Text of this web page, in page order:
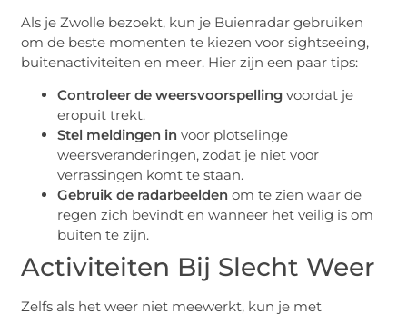
Als je Zwolle bezoekt, kun je Buienradar gebruiken
om de beste momenten te kiezen voor sightseeing,
buitenactiviteiten en meer. Hier zijn een paar tips:
Controleer de weersvoorspelling voordat je
eropuit trekt.
Stel meldingen in voor plotselinge
weersveranderingen, zodat je niet voor
verrassingen komt te staan.
Gebruik de radarbeelden om te zien waar de
regen zich bevindt en wanneer het veilig is om
buiten te zijn.
Activiteiten Bij Slecht Weer
Zelfs als het weer niet meewerkt, kun je met